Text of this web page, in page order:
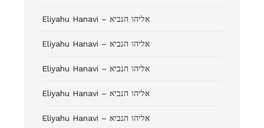
Eliyahu Hanavi – אליהו הנביא
Eliyahu Hanavi – אליהו הנביא
Eliyahu Hanavi – אליהו הנביא
Eliyahu Hanavi – אליהו הנביא
Eliyahu Hanavi – אליהו הנביא